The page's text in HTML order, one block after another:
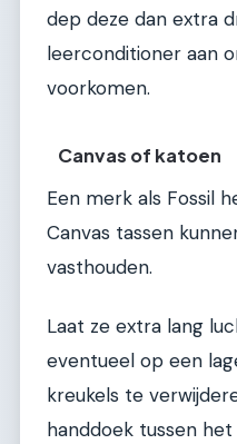
dep deze dan extra
leerconditioner aan
voorkomen.
Canvas of katoen
Een merk als Fossil
Canvas tassen
vasthouden.
Laat ze extra lang
eventueel op een
kreukels te
handdoek tussen